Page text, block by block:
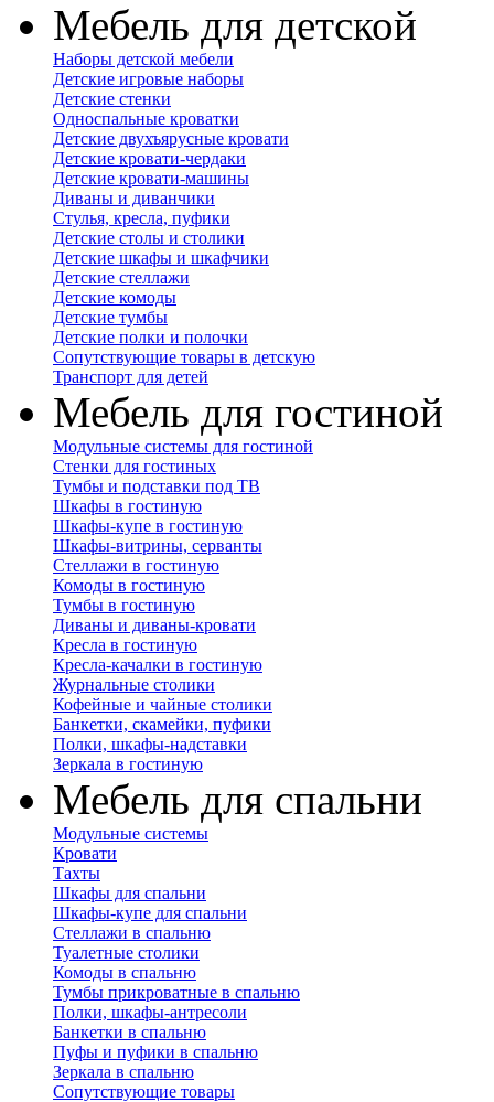
Мебель для детской
Наборы детской мебели
Детские игровые наборы
Детские стенки
Односпальные кроватки
Детские двухъярусные кровати
Детские кровати-чердаки
Детские кровати-машины
Диваны и диванчики
Стулья, кресла, пуфики
Детские столы и столики
Детские шкафы и шкафчики
Детские стеллажи
Детские комоды
Детские тумбы
Детские полки и полочки
Сопутствующие товары в детскую
Транспорт для детей
Мебель для гостиной
Модульные системы для гостиной
Стенки для гостиных
Тумбы и подставки под ТВ
Шкафы в гостиную
Шкафы-купе в гостиную
Шкафы-витрины, серванты
Стеллажи в гостиную
Комоды в гостиную
Тумбы в гостиную
Диваны и диваны-кровати
Кресла в гостиную
Кресла-качалки в гостиную
Журнальные столики
Кофейные и чайные столики
Банкетки, скамейки, пуфики
Полки, шкафы-надставки
Зеркала в гостиную
Мебель для спальни
Модульные системы
Кровати
Тахты
Шкафы для спальни
Шкафы-купе для спальни
Стеллажи в спальню
Туалетные столики
Комоды в спальню
Тумбы прикроватные в спальню
Полки, шкафы-антресоли
Банкетки в спальню
Пуфы и пуфики в спальню
Зеркала в спальню
Сопутствующие товары